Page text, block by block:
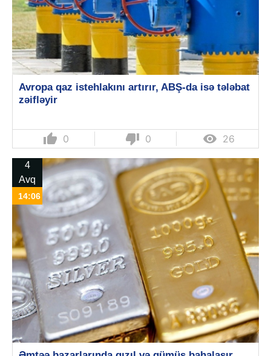
Avropa qaz istehlakını artırır, ABŞ-da isə tələbat
zəifləyir
thumb_up 0 thumb_down 0  26
4
Avq
14:06